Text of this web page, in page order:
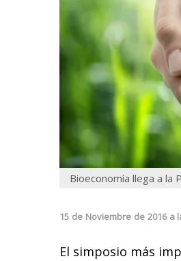
Bioeconomía llega a la
15 de Noviembre de 2016 a
El simposio más